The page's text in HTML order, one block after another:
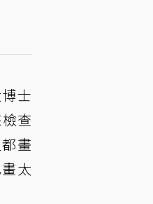
士
查
畫
太